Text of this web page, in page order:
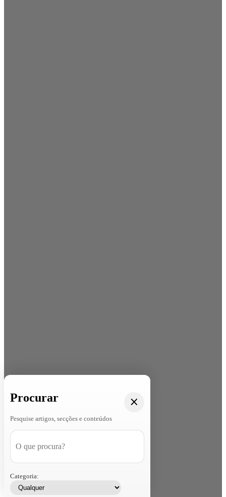
Procurar
Pesquise artigos, secções e conteúdos
Categoria: